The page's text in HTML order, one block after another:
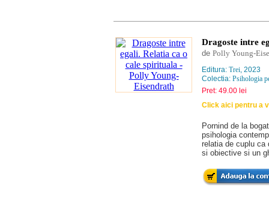
Dragoste intre
de Polly Young-
Editura: Trei, 2023
Colectia: Psihologia
Pret: 49.00 lei
Click aici pentru a
Pornind de la
psihologia
relatia de cuplu ca
si obiective si un